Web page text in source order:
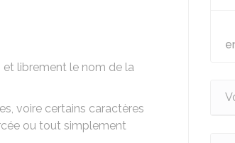
et librement le nom de la
voire certains caractères
ou tout simplement